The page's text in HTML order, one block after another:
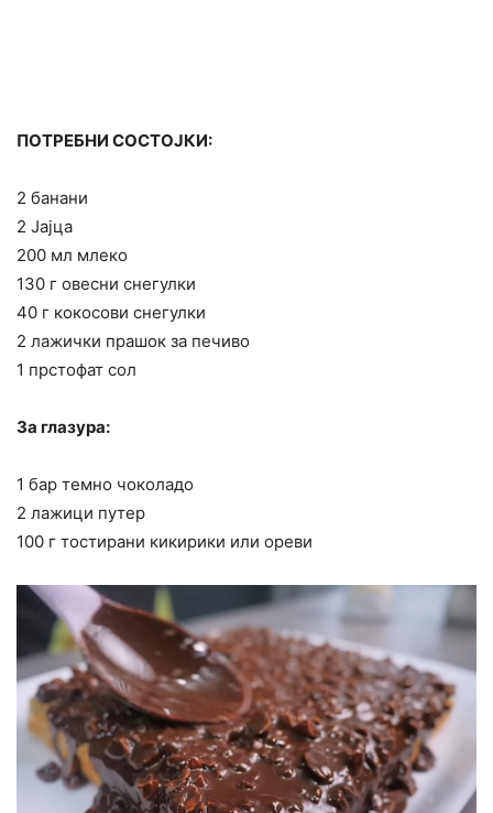
ПОТРЕБНИ СОСТОЈКИ:
2 банани
2 Јајца
200 мл млеко
130 г овесни снегулки
40 г кокосови снегулки
2 лажички прашок за печиво
1 прстофат сол
За глазура:
1 бар темно чоколадо
2 лажици путер
100 г тостирани кикирики или ореви